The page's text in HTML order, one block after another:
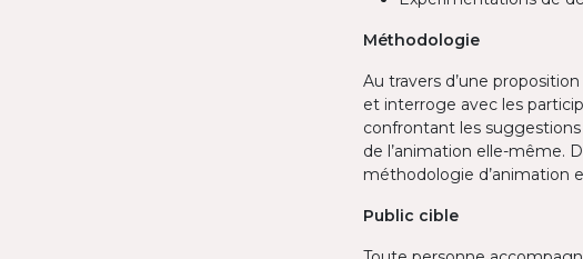
Méthodologie
Au travers d’une
et interroge avec les
confrontant les
de l’animation elle-même.
méthodologie d’animation
Public cible